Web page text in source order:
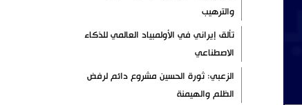
والترهيب
تألق إيراني في الأولمبياد العالمي للذكاء
الاصطناعي
الزعبي: ثورة الحسين مشروع دائم لرفض
الظلم والهيمنة